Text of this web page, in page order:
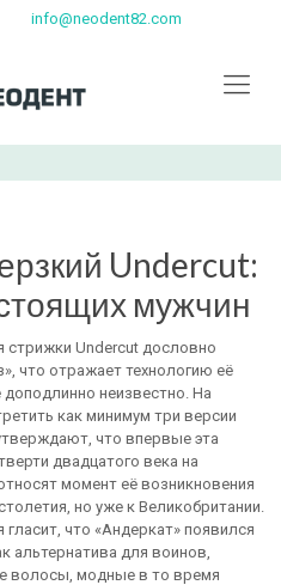
info@neodent82.com
Undercut:
мужчин
стрижки Undercut дословно
что отражает технологию её
неизвестно. На
как минимум три версии
что впервые эта
двадцатого века на
момент её возникновения
но уже к Великобритании.
что «Андеркат» появился
альтернатива для воинов,
волосы, модные в то время